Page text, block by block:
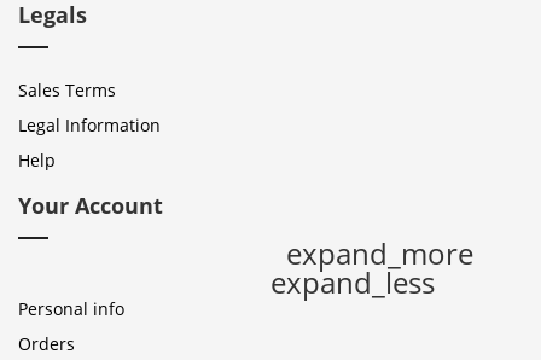
Legals
Sales Terms
Legal Information
Help
Your Account
expand_more
expand_less
Personal info
Orders